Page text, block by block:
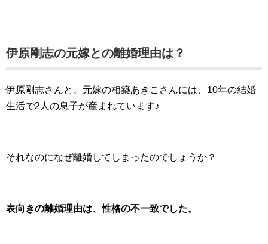
伊原剛志の元嫁との離婚理由は？
伊原剛志さんと、元嫁の相築あきこさんには、10年の結婚
生活で2人の息子が産まれています♪
それなのになぜ離婚してしまったのでしょうか？
表向きの離婚理由は、性格の不一致でした。